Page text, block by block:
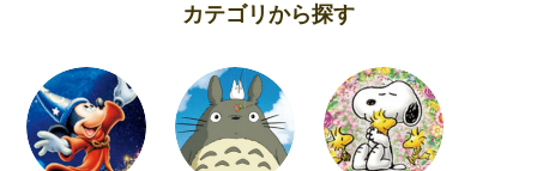
カテゴリから探す